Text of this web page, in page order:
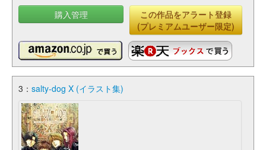
購入管理
この作品をアラート登録
(プレミアムユーザー限定)
3： salty-dog X (イラスト集)